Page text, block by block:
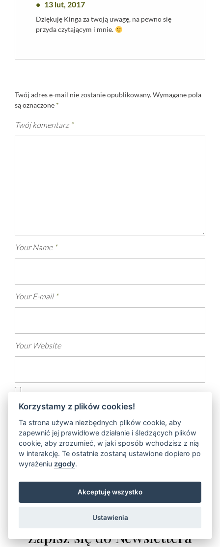
13 lut, 2017
Dziękuję Kinga za twoją uwagę, na pewno się
przyda czytającym i mnie.
Twój adres e-mail nie zostanie opublikowany.Wymagane pola
są oznaczone *
Twój komentarz *
Your Name *
Your E-mail *
Your Website
Zapamiętaj moje dane w tej przeglądarce podczas
pisania kolejnych komentarzy.
Zapisz się do Newslettera
Korzystamy z plików cookies!
Ta strona używa niezbędnych plików cookie, aby
zapewnić jej prawidłowe działanie i śledzących plików
cookie, aby zrozumieć, w jaki sposób wchodzisz z nią
w interakcję. Te ostatnie zostaną ustawione dopiero po
wyrażeniu zgody.
Akceptuję wszystko
Ustawienia